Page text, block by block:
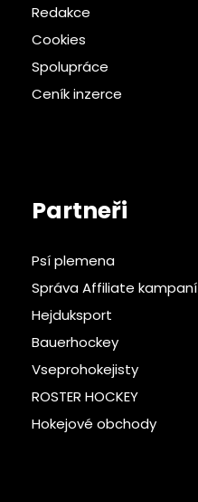
Redakce
Cookies
Spolupráce
Ceník inzerce
Partneři
Psí plemena
Správa Affiliate kampaní
Hejduksport
Bauerhockey
Vseprohokejisty
ROSTER HOCKEY
Hokejové obchody